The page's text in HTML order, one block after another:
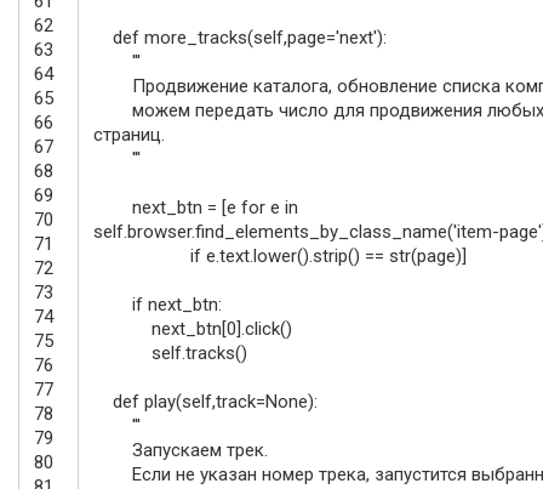
62
63
64
65
66
67
68
69
70
71
72
73
74
75
76
77
78
79
80
def more_tracks(self,page='next'):
'''
Продвижение каталога, обновление списка
можем передать число для продвижения любых
страниц.
'''
next_btn = [e for e in
selfbrowser.find_elements_by_class_name('item-page'
if e textlower() strip() == str(page)]
if next_btn:
next_btn[0] click()
selftracks()
def play(self,track=None):
'''
Запускаем трек.
Если не указан номер трека, запустится